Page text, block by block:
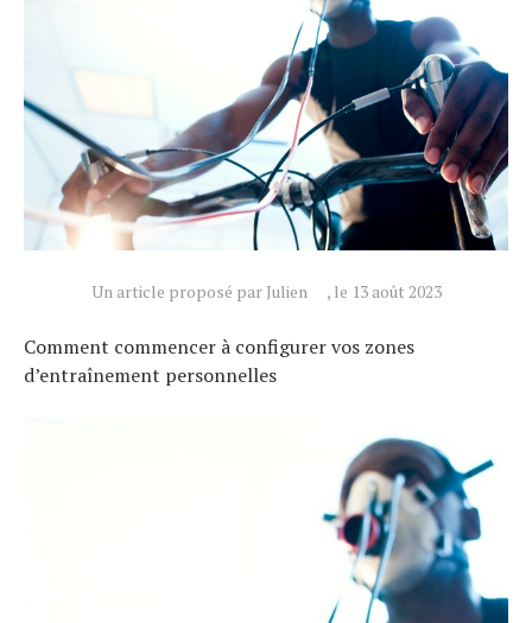
Un article proposé par Julien , le 13 août 2023
Comment commencer à configurer vos zones
d’entraînement personnelles